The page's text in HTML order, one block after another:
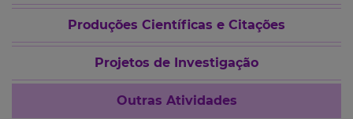
Produções Científicas e Citações
Projetos de Investigação
Outras Atividades